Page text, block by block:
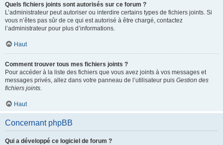
Quels fichiers joints sont autorisés sur ce forum ?
L’administrateur peut autoriser ou interdire certains types de fichiers joints. Si
vous n’êtes pas sûr de ce qui est autorisé à être chargé, contactez
l’administrateur pour plus d’informations.
Haut
Comment trouver tous mes fichiers joints ?
Pour accéder à la liste des fichiers que vous avez joints à vos messages et
messages privés, allez dans votre panneau de l’utilisateur puis Gestion des
fichiers joints.
Haut
Concernant phpBB
Qui a développé ce logiciel de forum ?